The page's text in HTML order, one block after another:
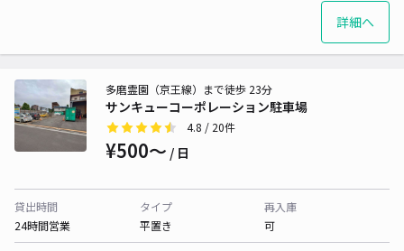
詳細へ
サンキューコーポレーション駐車場
多磨霊園（京王線）まで徒歩 23分
4.8 / 20件
¥500〜 / 日
貸出時間
24時間営業
タイプ
平置き
再入庫
可